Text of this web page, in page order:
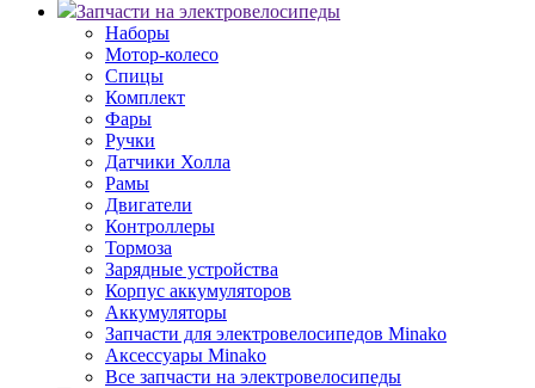
Запчасти на электровелосипеды
Наборы
Мотор-колесо
Спицы
Комплект
Фары
Ручки
Датчики Холла
Рамы
Двигатели
Контроллеры
Тормоза
Зарядные устройства
Корпус аккумуляторов
Аккумуляторы
Запчасти для электровелосипедов Minako
Аксессуары Minako
Все запчасти на электровелосипеды